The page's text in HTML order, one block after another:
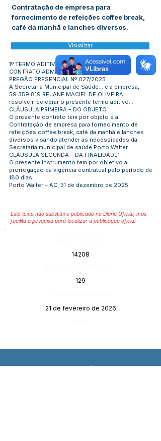
Contratação de empresa para
fornecimento de refeições coffee break,
café da manhã e lanches diversos.
Visualizar
1º TERMO ADITIVO
CONTRATO ADMINISTRATIVO Nº 0358/2025.
PREGÃO PRESENCIAL Nº 027/2025.
A Secretaria Municipal de Saúde... e a empresa,
59.359.819 REJANE MACIEL DE OLIVEIRA...
resolvem celebrar o presente termo aditivo...
CLÁUSULA PRIMEIRA – DO OBJETO
O presente contrato tem por objeto é a
Contratação de empresa para fornecimento de
refeições coffee break, café da manhã e lanches
diversos visando atender as necessidades da
Secretaria municipal de saúde Porto Walter.
CLÁUSULA SEGUNDA – DA FINALIDADE:
O presente instrumento tem por objetivo a
prorrogação da vigência contratual pelo período de
180 dias.
Porto Walter – AC, 31 de dezembro de 2025.
Este texto não substitui o publicado no Diário Oficial, mas
facilita a pesquisa para localizar a publicação oficial.
14208
129
21 de fevereiro de 2026